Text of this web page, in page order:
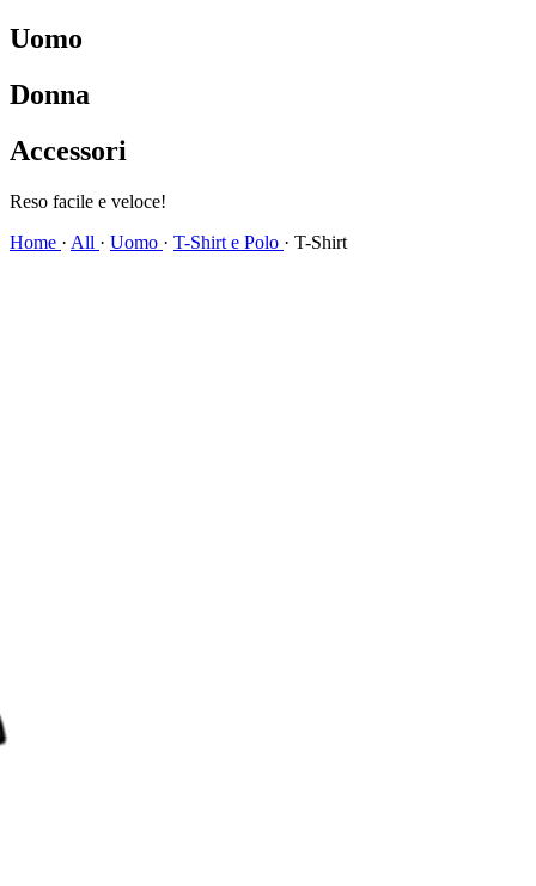
Uomo
Donna
Accessori
Spedizione veloce!
Home · All · Uomo · T-Shirt e Polo · T-Shirt